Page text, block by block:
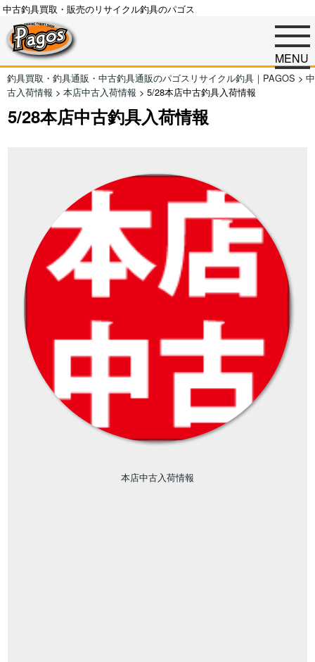
中古釣具買取・販売のリサイクル釣具のパゴス
MENU
釣具買取・釣具通販・中古釣具通販のパゴスリサイクル釣具｜PAGOS > 中
古入荷情報 > 本店中古入荷情報 > 5/28本店中古釣具入荷情報
5/28本店中古釣具入荷情報
本店中古入荷情報